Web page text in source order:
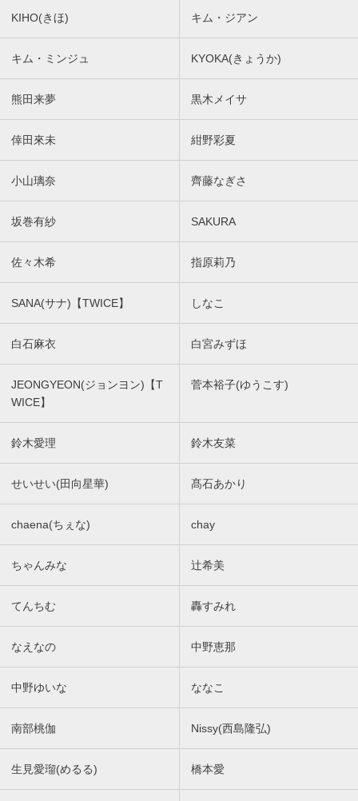
KIHO(きほ) キム・ジアン
キム・ミンジュ KYOKA(きょうか)
熊田来夢 黒木メイサ
倖田來未 紺野彩夏
小山璃奈 齊藤なぎさ
坂巻有紗 SAKURA
佐々木希 指原莉乃
SANA(サナ)【TWICE】 しなこ
白石麻衣 白宮みずほ
JEONGYEON(ジョンヨン)【T
WICE】
菅本裕子(ゆうこす)
鈴木愛理 鈴木友菜
せいせい(田向星華) 髙石あかり
chaena(ちぇな) chay
ちゃんみな 辻希美
てんちむ 轟すみれ
なえなの 中野恵那
中野ゆいな ななこ
南部桃伽 Nissy(西島隆弘)
生見愛瑠(めるる) 橋本愛